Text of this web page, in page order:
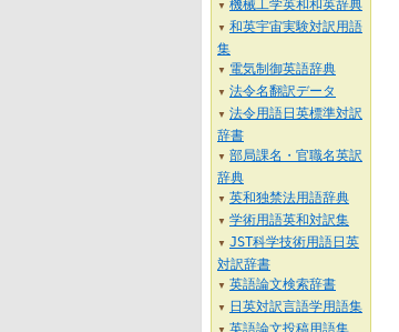
▼ 機械工学英和和英辞典
▼ 和英宇宙実験対訳用語
集
▼ 電気制御英語辞典
▼ 法令名翻訳データ
▼ 法令用語日英標準対訳
辞書
▼ 部局課名・官職名英訳
辞典
▼ 英和独禁法用語辞典
▼ 学術用語英和対訳集
▼ JST科学技術用語日英
対訳辞書
▼ 英語論文検索辞書
▼ 日英対訳言語学用語集
英語論文投稿用語集